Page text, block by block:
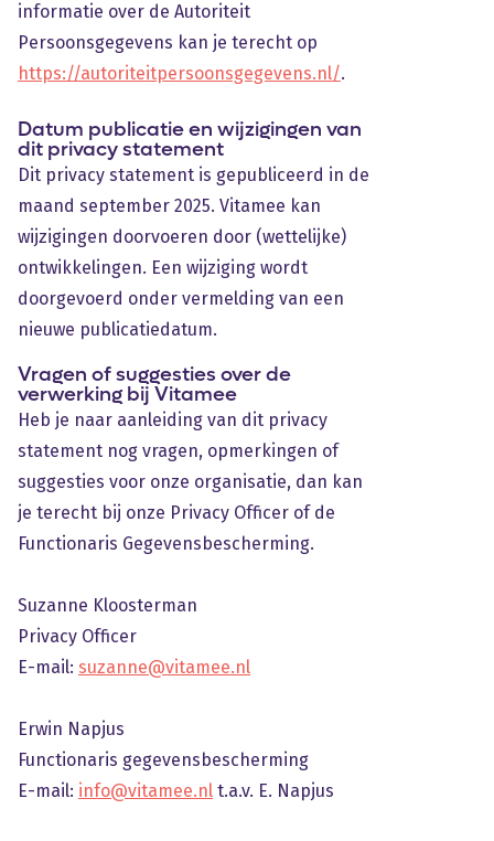
informatie over de Autoriteit
Persoonsgegevens kan je terecht op
https://autoriteitpersoonsgegevens.nl/.
Datum publicatie en wijzigingen van
dit privacy statement
Dit privacy statement is gepubliceerd in de
maand september 2025. Vitamee kan
wijzigingen doorvoeren door (wettelijke)
ontwikkelingen. Een wijziging wordt
doorgevoerd onder vermelding van een
nieuwe publicatiedatum.
Vragen of suggesties over de
verwerking bij Vitamee
Heb je naar aanleiding van dit privacy
statement nog vragen, opmerkingen of
suggesties voor onze organisatie, dan kan
je terecht bij onze Privacy Officer of de
Functionaris Gegevensbescherming.
Suzanne Kloosterman
Privacy Officer
E-mail: suzanne@vitamee.nl
Erwin Napjus
Functionaris gegevensbescherming
E-mail: info@vitamee.nl t.a.v. E. Napjus